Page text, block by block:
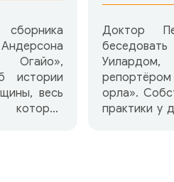
истории
весь
Доктор
репортёром
орла».
практики у